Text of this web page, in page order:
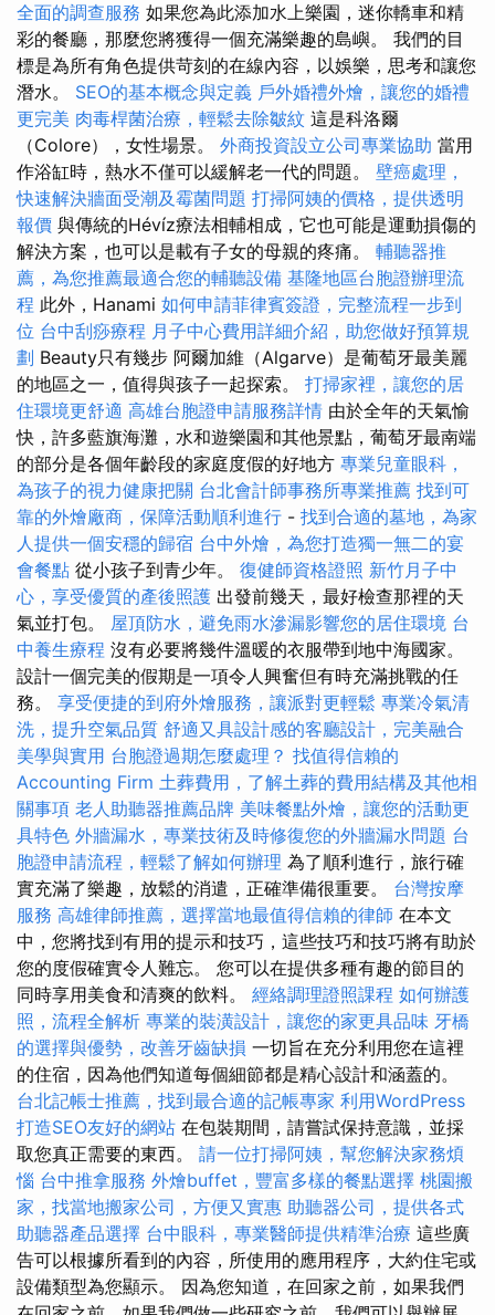
全面的調查服務 如果您為此添加水上樂園，迷你轎車和精
彩的餐廳，那麼您將獲得一個充滿樂趣的島嶼。 我們的目
標是為所有角色提供苛刻的在線內容，以娛樂，思考和讓您
潛水。 SEO的基本概念與定義 戶外婚禮外燴，讓您的婚禮
更完美 肉毒桿菌治療，輕鬆去除皺紋 這是科洛爾
（Colore），女性場景。 外商投資設立公司專業協助 當用
作浴缸時，熱水不僅可以緩解老一代的問題。 壁癌處理，
快速解決牆面受潮及霉菌問題 打掃阿姨的價格，提供透明
報價 與傳統的Hévíz療法相輔相成，它也可能是運動損傷的
解決方案，也可以是載有子女的母親的疼痛。 輔聽器推
薦，為您推薦最適合您的輔聽設備 基隆地區台胞證辦理流
程 此外，Hanami 如何申請菲律賓簽證，完整流程一步到
位 台中刮痧療程 月子中心費用詳細介紹，助您做好預算規
劃 Beauty只有幾步 阿爾加維（Algarve）是葡萄牙最美麗
的地區之一，值得與孩子一起探索。 打掃家裡，讓您的居
住環境更舒適 高雄台胞證申請服務詳情 由於全年的天氣愉
快，許多藍旗海灘，水和遊樂園和其他景點，葡萄牙最南端
的部分是各個年齡段的家庭度假的好地方 專業兒童眼科，
為孩子的視力健康把關 台北會計師事務所專業推薦 找到可
靠的外燴廠商，保障活動順利進行 - 找到合適的墓地，為家
人提供一個安穩的歸宿 台中外燴，為您打造獨一無二的宴
會餐點 從小孩子到青少年。 復健師資格證照 新竹月子中
心，享受優質的產後照護 出發前幾天，最好檢查那裡的天
氣並打包。 屋頂防水，避免雨水滲漏影響您的居住環境 台
中養生療程 沒有必要將幾件溫暖的衣服帶到地中海國家。
設計一個完美的假期是一項令人興奮但有時充滿挑戰的任
務。 享受便捷的到府外燴服務，讓派對更輕鬆 專業冷氣清
洗，提升空氣品質 舒適又具設計感的客廳設計，完美融合
美學與實用 台胞證過期怎麼處理？ 找值得信賴的
Accounting Firm 土葬費用，了解土葬的費用結構及其他相
關事項 老人助聽器推薦品牌 美味餐點外燴，讓您的活動更
具特色 外牆漏水，專業技術及時修復您的外牆漏水問題 台
胞證申請流程，輕鬆了解如何辦理 為了順利進行，旅行確
實充滿了樂趣，放鬆的消遣，正確準備很重要。 台灣按摩
服務 高雄律師推薦，選擇當地最值得信賴的律師 在本文
中，您將找到有用的提示和技巧，這些技巧和技巧將有助於
您的度假確實令人難忘。 您可以在提供多種有趣的節目的
同時享用美食和清爽的飲料。 經絡調理證照課程 如何辦護
照，流程全解析 專業的裝潢設計，讓您的家更具品味 牙橋
的選擇與優勢，改善牙齒缺損 一切旨在充分利用您在這裡
的住宿，因為他們知道每個細節都是精心設計和涵蓋的。
台北記帳士推薦，找到最合適的記帳專家 利用WordPress
打造SEO友好的網站 在包裝期間，請嘗試保持意識，並採
取您真正需要的東西。 請一位打掃阿姨，幫您解決家務煩
惱 台中推拿服務 外燴buffet，豐富多樣的餐點選擇 桃園搬
家，找當地搬家公司，方便又實惠 助聽器公司，提供各式
助聽器產品選擇 台中眼科，專業醫師提供精準治療 這些廣
告可以根據所看到的內容，所使用的應用程序，大約住宅或
設備類型為您顯示。 因為您知道，在回家之前，如果我們